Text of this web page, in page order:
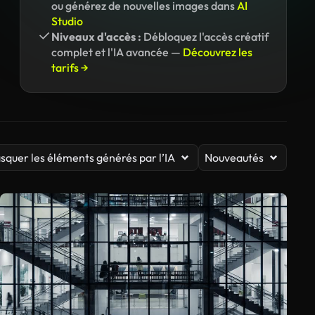
ou générez de nouvelles images dansAI
Studio
Niveaux d'accès : Débloquez l'accès créatif
complet et l'IA avancée — Découvrez les
tarifs →
les éléments générés par l’IA Nouveautés